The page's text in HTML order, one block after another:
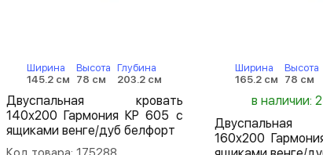
Ширина
145.2 см
Высота
78 см
Глубина
203.2 см
Двуспальная кровать
140х200 Гармония КР 605 с
ящиками венге/дуб белфорт
Ширина
165.2 см
Высота
78 см
в наличии:
Двуспальная
160х200